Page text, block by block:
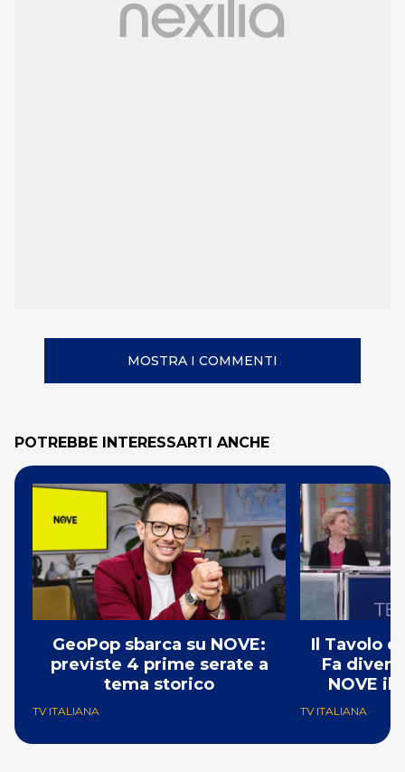
MOSTRA I COMMENTI
POTREBBE INTERESSARTI ANCHE
GeoPop sbarca su NOVE:
previste 4 prime serate a
tema storico
TV ITALIANA
Il Tavolo
Fa
NOVE il
TV ITALIANA